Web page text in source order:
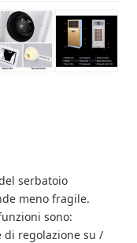
serbatoio
meno fragile.
sono:
di regolazione su /